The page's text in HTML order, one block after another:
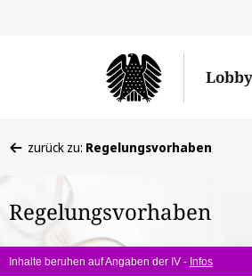
befinden
hier:
zurück zu: Regelungsvorhaben
Regelungsvorhaben
Inhalte beruhen auf Angaben der IV - Infos